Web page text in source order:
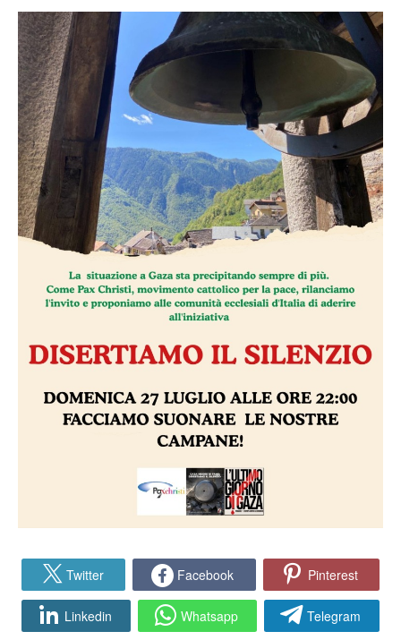
Twitter Facebook Pinterest
Linkedin Whatsapp Telegram